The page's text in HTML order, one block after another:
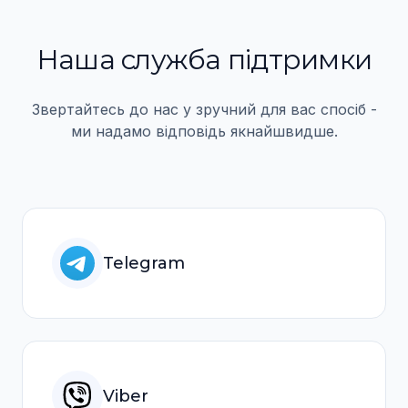
Наша служба пiдтримки
Звертайтесь до нас у зручний для вас спосiб -
ми надамо вiдповiдь якнайшвидше.
Telegram
Viber